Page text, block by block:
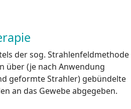
der sog. Strahlenfeldmethode
über (je nach Anwendung
geformte Strahler) gebündelte
an das Gewebe abgegeben.